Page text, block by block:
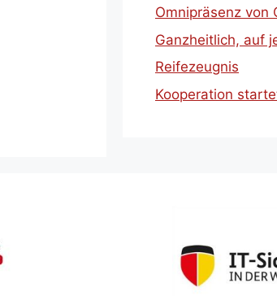
Omnipräsenz von
Ganzheitlich, auf
Reifezeugnis
Kooperation